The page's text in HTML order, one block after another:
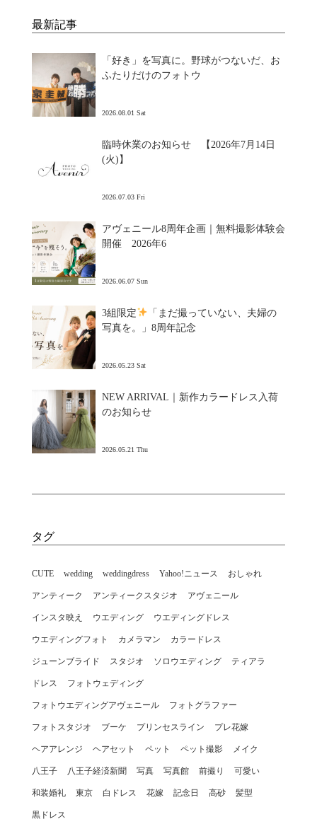
最新記事
「好き」を写真に。野球がつないだ、お
ふたりだけのフォトウ
2026.08.01 Sat
臨時休業のお知らせ 【2026年7月14日
(火)】
2026.07.03 Fri
アヴェニール8周年企画｜無料撮影体験会
開催 2026年6
2026.06.07 Sun
3組限定
「まだ撮っていない、夫婦の
写真を。」8周年記念
2026.05.23 Sat
NEW ARRIVAL｜新作カラードレス入荷
のお知らせ
2026.05.21 Thu
タグ
CUTE wedding weddingdress Yahoo!ニュース おしゃれ
アンティーク アンティークスタジオ アヴェニール
インスタ映え ウエディング ウエディングドレス
ウエディングフォト カメラマン カラードレス
ジューンブライド スタジオ ソロウエディング ティアラ
ドレス フォトウェディング
フォトウエディングアヴェニール フォトグラファー
フォトスタジオ ブーケ プリンセスライン プレ花嫁
ヘアアレンジ ヘアセット ペット ペット撮影 メイク
八王子 八王子経済新聞 写真 写真館 前撮り 可愛い
和装婚礼 東京 白ドレス 花嫁 記念日 高砂 髪型
黒ドレス